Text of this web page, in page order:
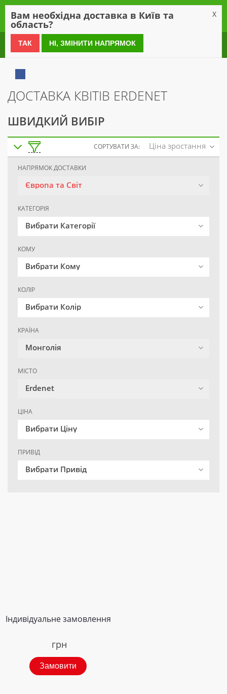
0 800 21 54 55
ДОСТАВКА КВІТІВ ERDENET
ШВИДКИЙ ВИБІР
СОРТУВАТИ ЗА: Ціна зростання
НАПРЯМОК ДОСТАВКИ
Європа та Світ
КАТЕГОРІЯ
Вибрати Категорії
КОМУ
Вибрати Кому
КОЛІР
Вибрати Колір
КРАЇНА
Монголія
МІСТО
Erdenet
ЦІНА
Вибрати Ціну
ПРИВІД
Вибрати Привід
Індивідуальне замовлення
грн
Замовити
Вам необхідна доставка в Київ та
область?
X
ТАК НІ, ЗМІНИТИ НАПРЯМОК